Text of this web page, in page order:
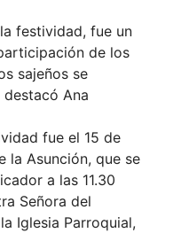
festividad, fue un
de los
sajeños se
Ana
fue el 15 de
la Asunción, que se
a las 11.30
Señora del
Iglesia Parroquial,